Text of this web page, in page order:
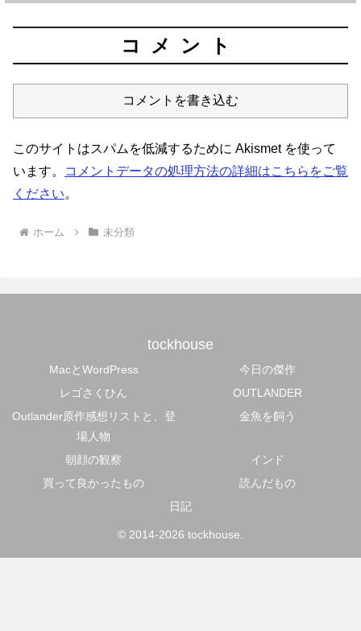
コメント
コメントを書き込む
このサイトはスパムを低減するために Akismet を使って
います。
コメントデータの処理方法の詳細はこちらをご覧
ください。
ホーム 未分類
tockhouse
MacとWordPress
今日の傑作
レゴさくひん
OUTLANDER
Outlander原作感想リストと、登
場人物
金魚を飼う
朝顔の観察
インド
買って良かったもの
読んだもの
日記
© 2014-2026 tockhouse.